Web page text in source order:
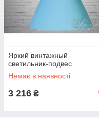
Яркий винтажный
светильник-подвес
Немає в наявності
3 216 ₴